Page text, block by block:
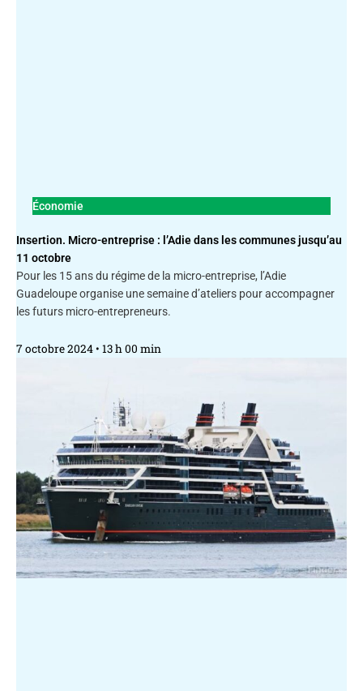
Économie
Insertion. Micro-entreprise : l’Adie dans les communes jusqu’au
11 octobre
Pour les 15 ans du régime de la micro-entreprise, l’Adie
Guadeloupe organise une semaine d’ateliers pour accompagner
les futurs micro-entrepreneurs.
7 octobre 2024 13 h 00 min